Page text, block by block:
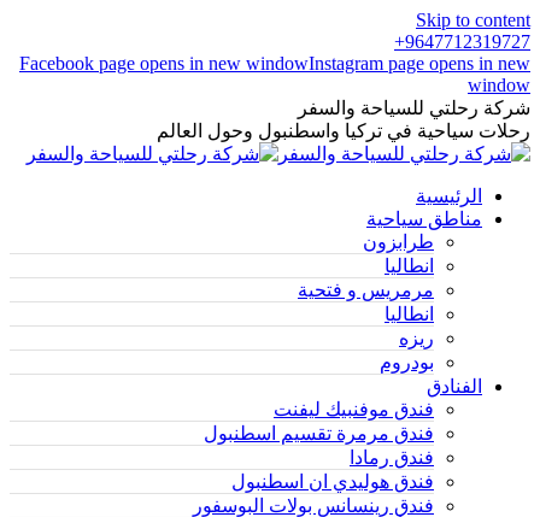
Skip to content
9647712319727+
Facebook page opens in new windowInstagram page opens in new
window
شركة رحلتي للسياحة والسفر
رحلات سياحية في تركيا واسطنبول وحول العالم
الرئيسية
مناطق سياحية
طرابزون
انطاليا
مرمريس و فتحية
انطاليا
ريزه
بودروم
الفنادق
فندق موفنبيك ليفنت
فندق مرمرة تقسيم اسطنبول
فندق رمادا
فندق هوليدي ان اسطنبول
فندق رينسانس بولات البوسفور